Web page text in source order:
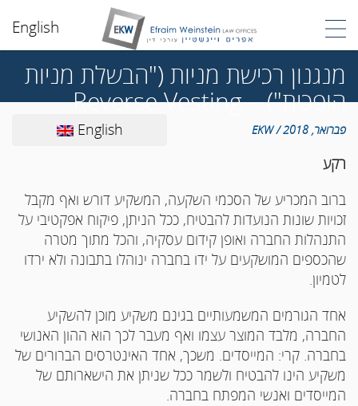
English
מנגנון רכישת מניות ("הבשלת מניות
הופכית") – Reverse Vesting
פברואר, 2018 / EKW
English
רקע
ברוב המכריע של הסכמי השקעה, המשקיע דורש ואף מקבל
זכויות שונות הנועדות להבטיח, ככל הניתן, פיקוח אפקטיבי על
התנהלות החברה ואופן קידום עסקיה, והכל מתוך מטרה
שהכספים המושקעים על ידו בחברה ינוהלו בתבונה ולא ירדו
לטמיון.
אחד הגורמים המשמעותיים בגינם משקיע מוכן להשקיע
החברה, מלבד המוצר עצמו ואף מעבר לכך הוא ההון האנושי
בחברה. קרי: המייסדים. משכך, אחד האינטרסים הברורים של
משקיע הינו להבטיח ולשמר ככל שניתן את הישארותם של
המייסדים ואנשי המפתח בחברה.